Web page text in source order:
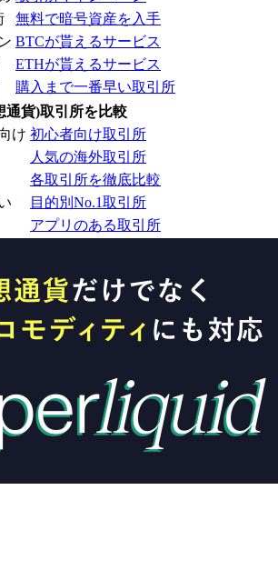
無料で暗号資産を入手
BTCが貰えるサービス
ETHが貰えるサービス
購入まで一番早い取引所
通貨)取引所を比較
け 初心者向け取引所
人気の海外取引所
各取引所を徹底比較
目的別No.1取引所
アプリのある取引所